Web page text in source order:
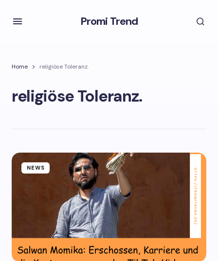
Promi Trend
Home religiöse Toleranz.
religiöse Toleranz.
NEWS